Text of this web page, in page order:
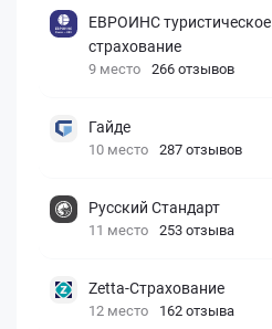
ЕВРОИНС туристическое
страхование
9 место 266 отзывов
Гайде
10 место 287 отзывов
Русский Стандарт
11 место 253 отзыва
Zetta-Страхование
12 место 162 отзыва